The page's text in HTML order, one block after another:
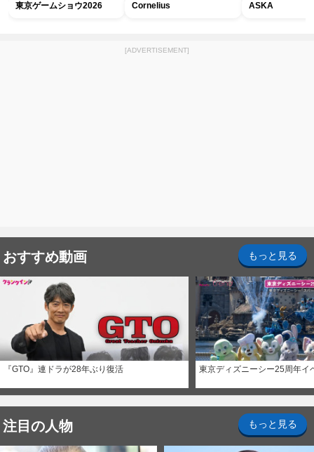
東京ゲームショウ2026 Cornelius ASKA
[ADVERTISEMENT]
おすすめ動画 もっと見る
『GTO』連ドラが28年ぶり復活 東京ディズニーシー25周年イ
注目の人物 もっと見る